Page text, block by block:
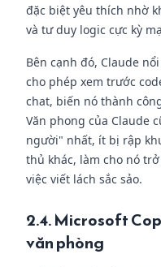
đặc biệt yêu thích nhờ
và tư duy logic cực kỳ
Bên cạnh đó, Claude
cho phép xem trước
chat, biến nó thành
Văn phong của Claude
người" nhất, ít bị rập
thủ khác, làm cho nó
việc viết lách sắc sảo.
2.4. Microsoft
văn phòng